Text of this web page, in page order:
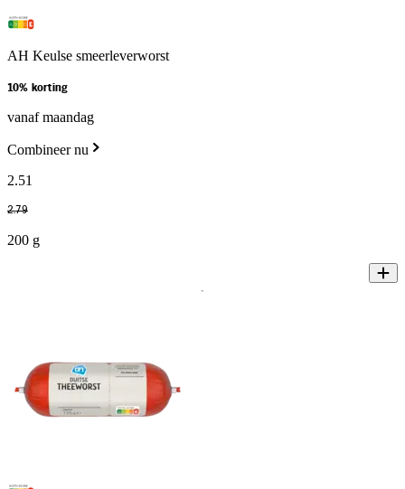
AH Keulse smeerleverworst
10% korting
vanaf maandag
Combineer nu
2.51
2.79
200 g